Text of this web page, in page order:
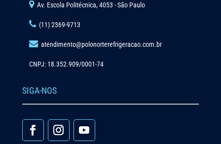
Av. Escola Politécnica, 4053 - São Paulo
(11) 2369-9713
atendimento@polonorterefrigeracao.com.br
CNPJ: 18.352.909/0001-74
SIGA-NOS